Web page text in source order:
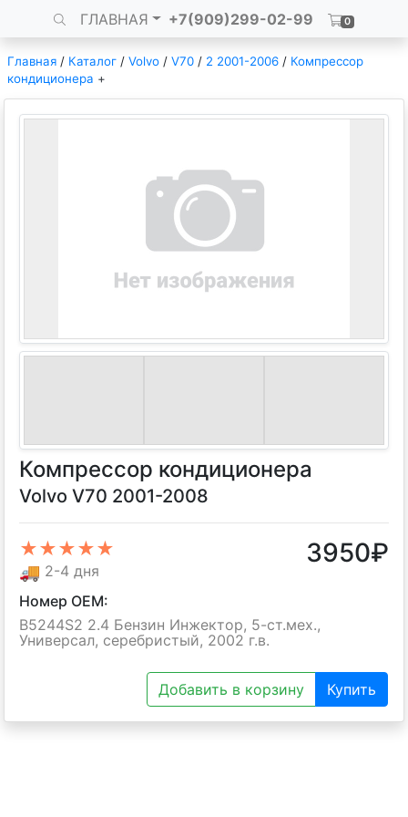
ГЛАВНАЯ +7(909)299-02-99 0
Главная / Каталог / Volvo / V70 / 2 2001-2006 / Компрессор
кондиционера +
Компрессор кондиционера
Volvo V70 2001-2008
★★★★★
🚚 2-4 дня
3950₽
Номер OEM:
B5244S2 2.4 Бензин Инжектор, 5-ст.мех.,
Универсал, серебристый, 2002 г.в.
Добавить в корзину Купить